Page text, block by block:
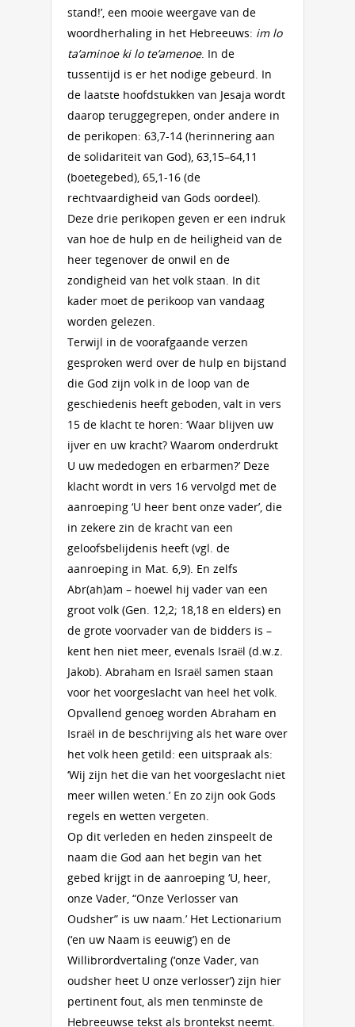
stand!’, een mooie weergave van de
woordherhaling in het Hebreeuws: im lo
ta’aminoe ki lo te’amenoe. In de
tussentijd is er het nodige gebeurd. In
de laatste hoofdstukken van Jesaja wordt
daarop teruggegrepen, onder andere in
de perikopen: 63,7-14 (herinnering aan
de solidariteit van God), 63,15–64,11
(boetegebed), 65,1-16 (de
rechtvaardigheid van Gods oordeel).
Deze drie perikopen geven er een indruk
van hoe de hulp en de heiligheid van de
heer tegenover de onwil en de
zondigheid van het volk staan. In dit
kader moet de perikoop van vandaag
worden gelezen.
Terwijl in de voorafgaande verzen
gesproken werd over de hulp en bijstand
die God zijn volk in de loop van de
geschiedenis heeft geboden, valt in vers
15 de klacht te horen: ‘Waar blijven uw
ijver en uw kracht? Waarom onderdrukt
U uw mededogen en erbarmen?’ Deze
klacht wordt in vers 16 vervolgd met de
aanroeping ‘U heer bent onze vader’, die
in zekere zin de kracht van een
geloofsbelijdenis heeft (vgl. de
aanroeping in Mat. 6,9). En zelfs
Abr(ah)am – hoewel hij vader van een
groot volk (Gen. 12,2; 18,18 en elders) en
de grote voorvader van de bidders is –
kent hen niet meer, evenals Israël (d.w.z.
Jakob). Abraham en Israël samen staan
voor het voorgeslacht van heel het volk.
Opvallend genoeg worden Abraham en
Israël in de beschrijving als het ware over
het volk heen getild: een uitspraak als:
‘Wij zijn het die van het voorgeslacht niet
meer willen weten.’ En zo zijn ook Gods
regels en wetten vergeten.
Op dit verleden en heden zinspeelt de
naam die God aan het begin van het
gebed krijgt in de aanroeping ‘U, heer,
onze Vader, “Onze Verlosser van
Oudsher” is uw naam.’ Het Lectionarium
(‘en uw Naam is eeuwig’) en de
Willibrordvertaling (‘onze Vader, van
oudsher heet U onze verlosser’) zijn hier
pertinent fout, als men tenminste de
Hebreeuwse tekst als brontekst neemt.